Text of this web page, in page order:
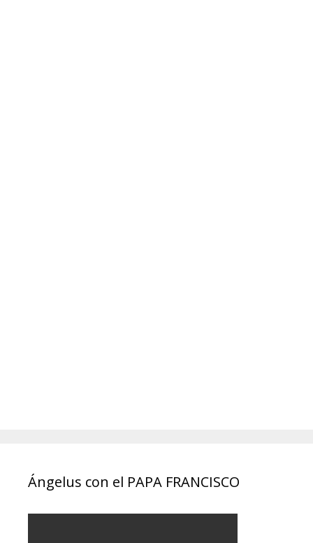
Ángelus con el PAPA FRANCISCO